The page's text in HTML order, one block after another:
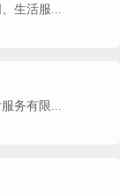
生活服...
务有限...